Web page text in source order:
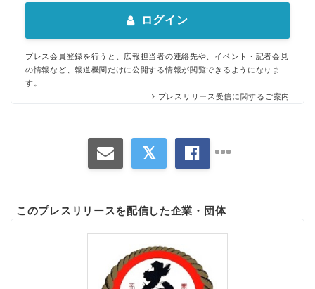
ログイン
プレス会員登録を行うと、広報担当者の連絡先や、イベント・記者会見
の情報など、報道機関だけに公開する情報が閲覧できるようになりま
す。
プレスリリース受信に関するご案内
このプレスリリースを配信した企業・団体